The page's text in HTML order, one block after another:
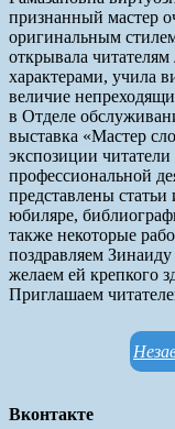
признанный мастер
оригинальным
открывала
характерами, учила
величие
в Отделе
выставка «Мастер
экспозиции
профессиональной
представлены
юбиляре,
также некоторые
поздравляем
желаем ей крепкого
Приглашаем
Вконтакте